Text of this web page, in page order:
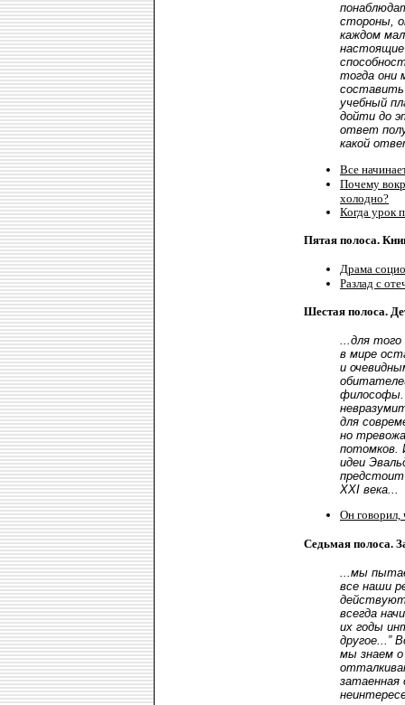
стороны,
каждом
настоящие
тогда они
составить
учебный
дойти до
ответ
какой
Все
Почему
холодно?
Когда урок
Пятая полоса.
Драма
Разлад с
Шестая полоса.
...для
в мире
и
философы.
для
но
потомков.
идеи
XXI века...
Он говорил,
Седьмая полоса.
...мы
все наши
всегда
их годы
другое...”
мы знаем